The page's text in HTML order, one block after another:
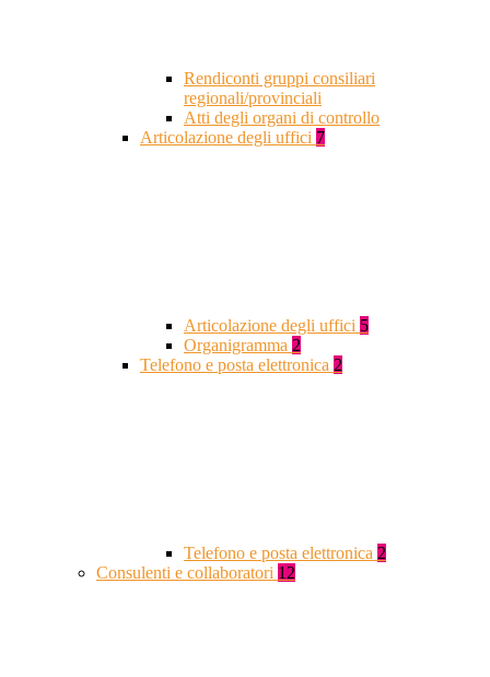
Rendiconti gruppi consiliari
regionali/provinciali
Atti degli organi di controllo
Articolazione degli uffici 7
Articolazione degli uffici 5
Organigramma 2
Telefono e posta elettronica 2
Telefono e posta elettronica 2
Consulenti e collaboratori 12